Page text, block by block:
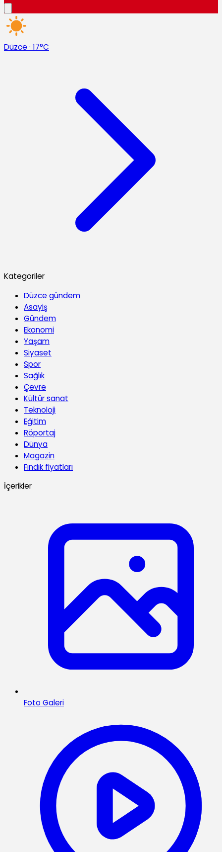
Düzce · 17°C
Kategoriler
Düzce gündem
Asayiş
Gündem
Ekonomi
Yaşam
Siyaset
Spor
Sağlık
Çevre
Kültür sanat
Teknoloji
Eğitim
Röportaj
Dünya
Magazin
Fındık fiyatları
İçerikler
Foto Galeri